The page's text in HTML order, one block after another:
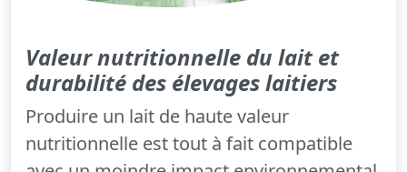
Valeur nutritionnelle du lait et
durabilité des élevages laitiers
Produire un lait de haute valeur
nutritionnelle est tout à fait compatible